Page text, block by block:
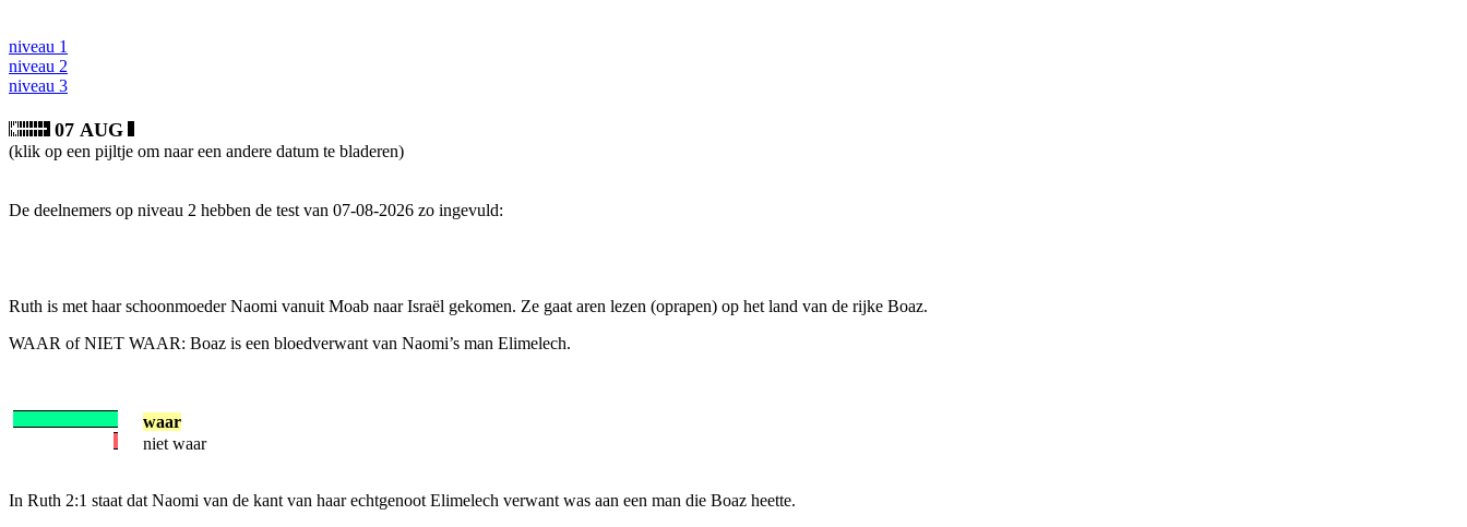
niveau 1
niveau 2
niveau 3
07 AUG
(klik op een pijltje om naar een andere datum te bladeren)
De deelnemers op niveau 2 hebben de test van 07-08-2026 zo ingevuld:
Ruth is met haar schoonmoeder Naomi vanuit Moab naar Israël gekomen. Ze gaat aren lezen (oprapen) op het land van de rijke Boaz.
WAAR of NIET WAAR: Boaz is een bloedverwant van Naomi’s man Elimelech.
waar
niet waar
In Ruth 2:1 staat dat Naomi van de kant van haar echtgenoot Elimelech verwant was aan een man die Boaz heette.